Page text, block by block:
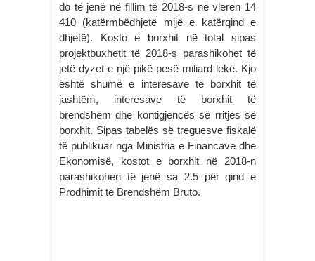
do të jenë në fillim të 2018-s në vlerën 14
410 (katërmbëdhjetë mijë e katërqind e
dhjetë). Kosto e borxhit në total sipas
projektbuxhetit të 2018-s parashikohet të
jetë dyzet e një pikë pesë miliard lekë. Kjo
është shumë e interesave të borxhit të
jashtëm, interesave të borxhit të
brendshëm dhe kontigjencës së rritjes së
borxhit. Sipas tabelës së treguesve fiskalë
të publikuar nga Ministria e Financave dhe
Ekonomisë, kostot e borxhit në 2018-n
parashikohen të jenë sa 2.5 për qind e
Prodhimit të Brendshëm Bruto.